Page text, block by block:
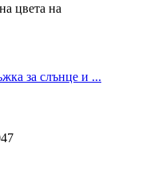
цвета на